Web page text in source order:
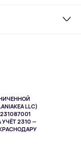
LLC)
2310 —